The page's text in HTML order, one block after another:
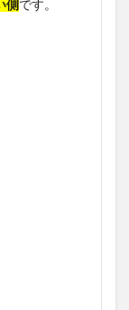
側です。